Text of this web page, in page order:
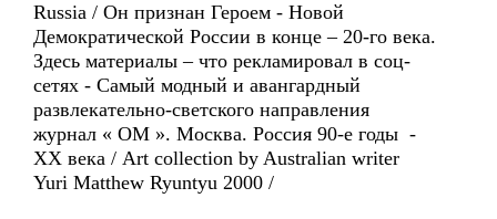
Russia / Он признан Героем - Новой
Демократической России в конце – 20-го века.
Здесь материалы – что рекламировал в соц-
сетях - Самый модный и авангардный
развлекательно-светского направления
журнал « ОМ ». Москва. Россия 90-е годы -
XX века / Art collection by Australian writer
Yuri Matthew Ryuntyu 2000 /